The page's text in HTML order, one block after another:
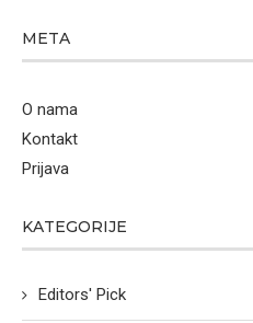
META
O nama
Kontakt
Prijava
KATEGORIJE
Editors' Pick